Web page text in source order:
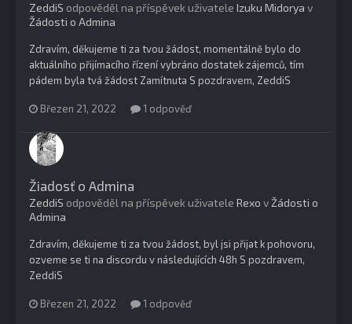
ZeddiS odpověděl na příspěvek uživatele Izuku Midorya v
Žádosti o Admina
Zdravím, děkujeme ti za tvou žádost, momentálně bylo do
aktuálního přijímacího řízení vybráno dostatek zájemců, tím
pádem byla tvá žádost Zamítnuta S pozdravem, ZeddiS
Březen 21, 2022 1 odpověď
Žiadosť o Admina
ZeddiS odpověděl na příspěvek uživatele Rexo vŽádosti o
Admina
Zdravím, děkujeme ti za tvou žádost, byl jsi přijat k pohovoru,
ozveme se ti na discordu v následujících 48h S pozdravem,
ZeddiS
Březen 21, 2022 1 odpověď